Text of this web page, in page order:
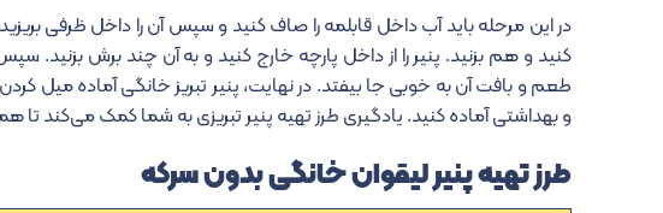
در این مرحله باید آب داخل قابلمه را صاف کنید و سپس آن را داخل ظرفی
کنید و هم بزنید. پنیر را از داخل پارچه خارج کنید و به آن چند برش بزنید.
طعم و بافت آن به خوبی جا بیفتد. در نهایت، پنیر تبریز خانگی آماده میل
و بهداشتی آماده کنید. یادگیری طرز تهیه پنیر تبریزی به شما کمک می‌کند تا
طرز تهیه پنیر لیقوان خانگی بدون سرکه